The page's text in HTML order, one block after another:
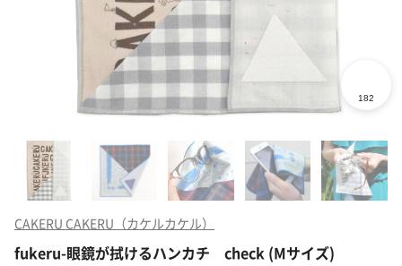
CAKERU CAKERU（カケルカケル）
fukeru-眼鏡が拭けるハンカチ check (Mサイズ)